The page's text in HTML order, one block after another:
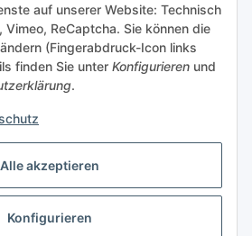
Alle akzeptieren
Konfigurieren
auf unserer Website: Technisch
Vimeo, ReCaptcha. Sie können die
(Fingerabdruck-Icon links
finden Sie unter Konfigurieren und
.
widerrufen
unabhängigen Dienstleister für die Einholung von
Bewertungen.
getroffen, um sicherzustellen, dass es es sich um
vom Umtausch und